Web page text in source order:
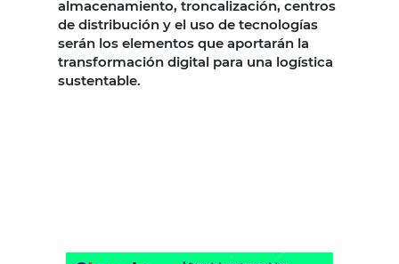
almacenamiento, troncalización, centros
de distribución y el uso de tecnologías
serán los elementos que aportarán la
transformación digital para una logística
sustentable.